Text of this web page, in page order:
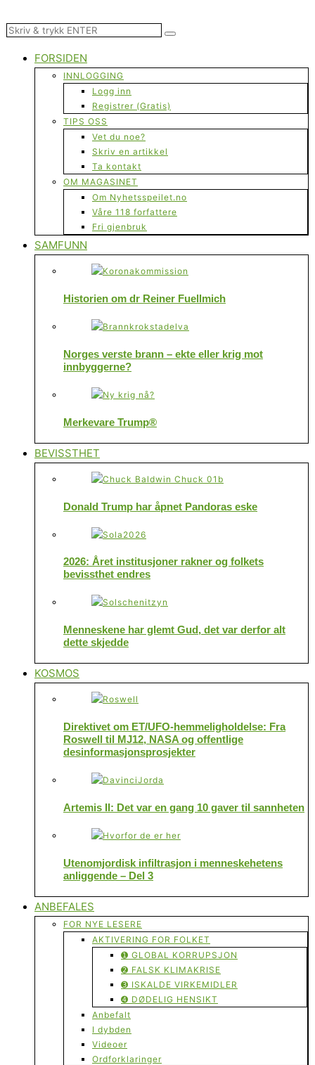
FORSIDEN
INNLOGGING
Logg inn
Registrer (Gratis)
TIPS OSS
Vet du noe?
Skriv en artikkel
Ta kontakt
OM MAGASINET
Om Nyhetsspeilet.no
Våre 118 forfattere
Fri gjenbruk
SAMFUNN
Historien om dr Reiner Fuellmich
Norges verste brann – ekte eller krig mot
innbyggerne?
Merkevare Trump®
BEVISSTHET
Donald Trump har åpnet Pandoras eske
2026: Året institusjoner rakner og folkets
bevissthet endres
Menneskene har glemt Gud, det var derfor alt
dette skjedde
KOSMOS
Direktivet om ET/UFO-hemmeligholdelse: Fra
Roswell til MJ12, NASA og offentlige
desinformasjonsprosjekter
Artemis II: Det var en gang 10 gaver til sannheten
Utenomjordisk infiltrasjon i menneskehetens
anliggende – Del 3
ANBEFALES
FOR NYE LESERE
AKTIVERING FOR FOLKET
➊ GLOBAL KORRUPSJON
➋ FALSK KLIMAKRISE
➌ ISKALDE VIRKEMIDLER
➍ DØDELIG HENSIKT
Anbefalt
I dybden
Videoer
Ordforklaringer